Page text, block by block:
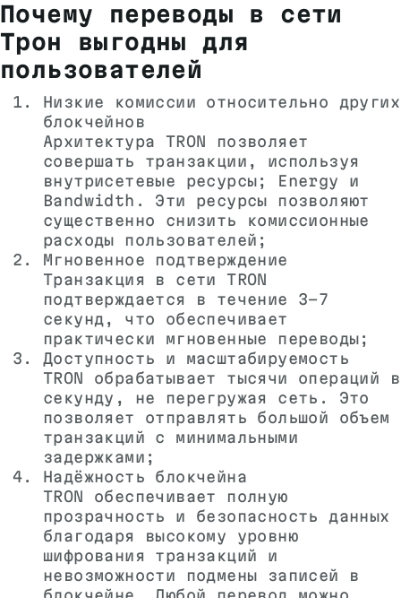
Почему переводы в сети
Трон выгодны для
пользователей
Низкие комиссии относительно других
блокчейнов
Архитектура TRON позволяет
совершать транзакции, используя
внутрисетевые ресурсы; Energy и
Bandwidth. Эти ресурсы позволяют
существенно снизить комиссионные
расходы пользователей;
Мгновенное подтверждение
Транзакция в сети TRON
подтверждается в течение 3-7
секунд, что обеспечивает
практически мгновенные переводы;
Доступность и масштабируемость
TRON обрабатывает тысячи операций в
секунду, не перегружая сеть. Это
позволяет отправлять большой объем
транзакций с минимальными
задержками;
Надёжность блокчейна
TRON обеспечивает полную
прозрачность и безопасность данных
благодаря высокому уровню
шифрования транзакций и
невозможности подмены записей в